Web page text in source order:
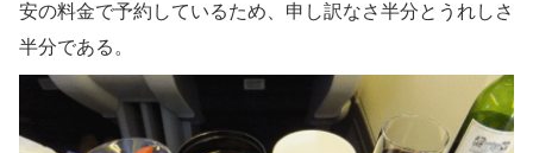
安の料金で予約しているため、申し訳なさ半分とうれしさ
半分である。